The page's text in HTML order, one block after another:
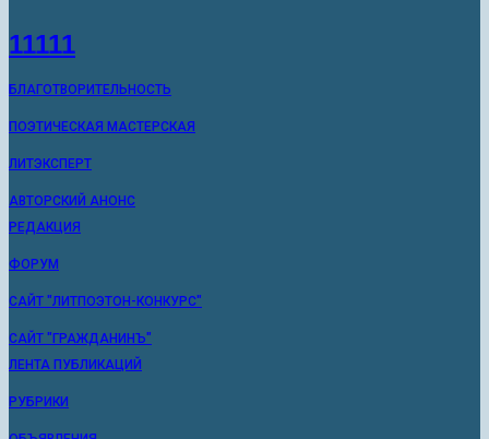
11111
БЛАГОТВОРИТЕЛЬНОСТЬ
ПОЭТИЧЕСКАЯ МАСТЕРСКАЯ
ЛИТЭКСПЕРТ
АВТОРСКИЙ АНОНС
РЕДАКЦИЯ
ФОРУМ
САЙТ "ЛИТПОЭТОН-КОНКУРС"
САЙТ "ГРАЖДАНИНЪ"
ЛЕНТА ПУБЛИКАЦИЙ
РУБРИКИ